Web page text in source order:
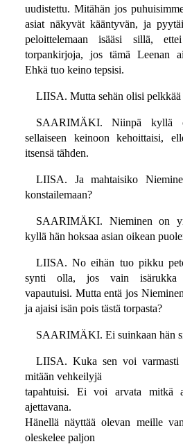
uudistettu. Mitähän jos
asiat näkyvät kääntyvän, ja
peloittelemaan isääsi sillä,
torpankirjoja, jos tämä Leenan
Ehkä tuo keino tepsisi.
LIISA. Mutta sehän olisi pelkkää
SAARIMÄKI. Niinpä kyllä
sellaiseen keinoon kehoittaisi,
itsensä tähden.
LIISA. Ja mahtaisiko
konstailemaan?
SAARIMÄKI. Nieminen on
kyllä hän hoksaa asian oikean
LIISA. No eihän tuo pikku
synti olla, jos vain isärukka
vapautuisi. Mutta entä jos
ja ajaisi isän pois tästä torpasta?
SAARIMÄKI. Ei suinkaan hän
LIISA. Kuka sen voi
mitään vehkeilyjä
tapahtuisi. Ei voi arvata mitkä
ajettavana.
Hänellä näyttää olevan meille
oleskelee paljon